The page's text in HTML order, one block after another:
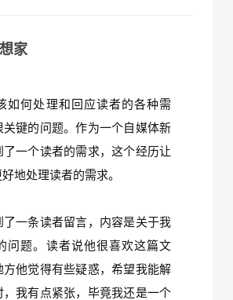
家
如何处理和回应读者的各种需
关键的问题。作为一个自媒体新
一个读者的需求，这个经历让
地处理读者的需求。
一条读者留言，内容是关于我
问题。读者说他很喜欢这篇文
他觉得有些疑惑，希望我能解
我有点紧张，毕竟我还是一个